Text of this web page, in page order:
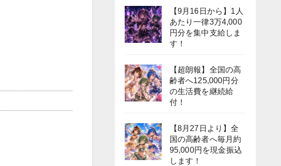
【9月16日から】1人
あたり一律3万4,000
円分を集中支給しま
す！
【超朗報】全国の高
齢者へ125,000円分
の生活費を継続給
付！
【8月27日より】全
国の高齢者へ毎月約
95,000円を現金振込
します！